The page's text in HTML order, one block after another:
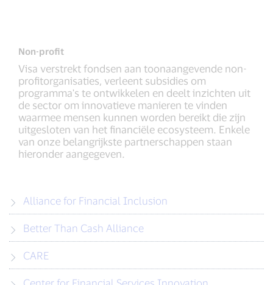
Non-profit
Visa verstrekt fondsen aan toonaangevende non-
profitorganisaties, verleent subsidies om
programma's te ontwikkelen en deelt inzichten uit
de sector om innovatieve manieren te vinden
waarmee mensen kunnen worden bereikt die zijn
uitgesloten van het financiële ecosysteem. Enkele
van onze belangrijkste partnerschappen staan ​​
hieronder aangegeven.
Alliance for Financial Inclusion
Better Than Cash Alliance
CARE